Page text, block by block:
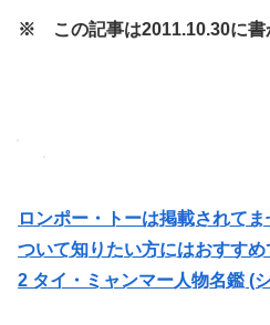
※ この記事は2011.10.30に書
ロンポー・トーは掲載されて
ついて知りたい方にはおすす
2 タイ・ミャンマー人物名鑑 (